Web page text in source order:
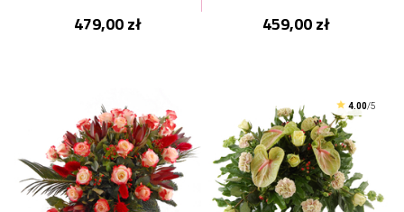
479,00 zł 459,00 zł
4.00/5